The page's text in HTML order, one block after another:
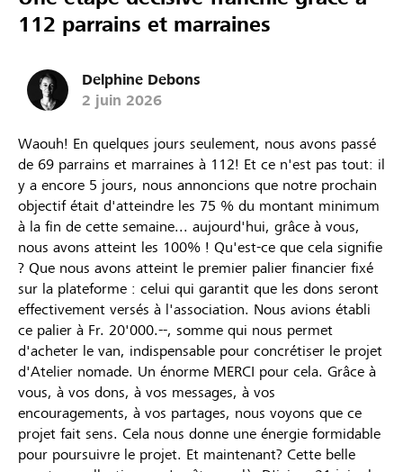
112 parrains et marraines
Delphine Debons
2 juin 2026
Waouh! En quelques jours seulement, nous avons passé
de 69 parrains et marraines à 112! Et ce n'est pas tout: il
y a encore 5 jours, nous annoncions que notre prochain
objectif était d'atteindre les 75 % du montant minimum
à la fin de cette semaine... aujourd'hui, grâce à vous,
nous avons atteint les 100% ! Qu'est-ce que cela signifie
? Que nous avons atteint le premier palier financier fixé
sur la plateforme : celui qui garantit que les dons seront
effectivement versés à l'association. Nous avions établi
ce palier à Fr. 20'000.--, somme qui nous permet
d'acheter le van, indispensable pour concrétiser le projet
d'Atelier nomade. Un énorme MERCI pour cela. Grâce à
vous, à vos dons, à vos messages, à vos
encouragements, à vos partages, nous voyons que ce
projet fait sens. Cela nous donne une énergie formidable
pour poursuivre le projet. Et maintenant? Cette belle